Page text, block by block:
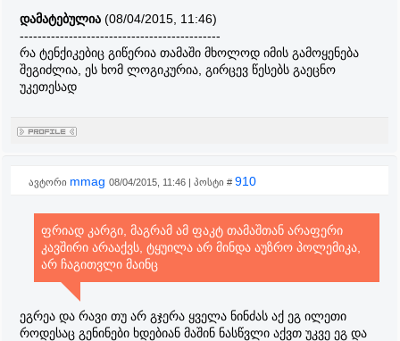
დამატებულია (08/04/2015, 11:46)
---------------------------------------------
რა ტენქიკებიც გიწერია თამაში მხოლოდ იმის გამოყენება
შეგიძლია, ეს ხომ ლოგიკურია, გირცევ წესებს გაეცნო
უკეთესად
ავტორი mmag 08/04/2015, 11:46 | პოსტი # 910
ფრიად კარგი, მაგრამ ამ ფაკტ თამაშთან არაფერი
კავშირი არააქვს, ტყუილა არ მინდა აუზრო პოლემიკა,
არ ჩაგითვლი მაინც
ეგრეა და რავი თუ არ გჯერა ყველა ნინძას აქ ეგ ილეთი
როდესაც გენინები ხდებიან მაშინ ნასწვლი აქვთ უკვე ეგ და